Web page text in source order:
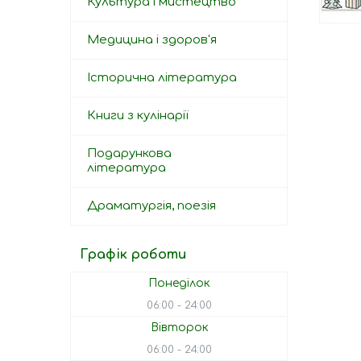
Медицина і здоров'я
Історична література
Книги з кулінарії
Подарункова
література
Драматургія, поезія
Графік роботи
Понеділок
06:00 24:00
Вівторок
06:00 24:00